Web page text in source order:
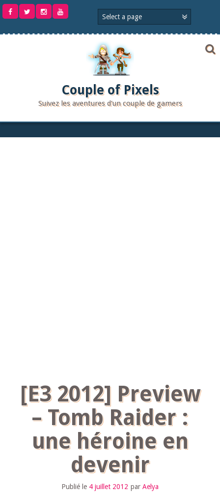
Aller
Couple of Pixels
Suivez les aventures d'un couple de gamers
[E3 2012] Preview
– Tomb Raider :
une héroine en
devenir
Publié le 4 juillet 2012 par Aelya